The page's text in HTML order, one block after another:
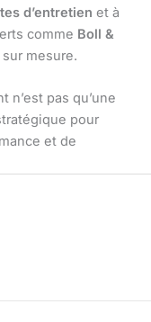
d’entretien et à
comme Boll &
mesure.
n’est pas qu’une
pour
et de